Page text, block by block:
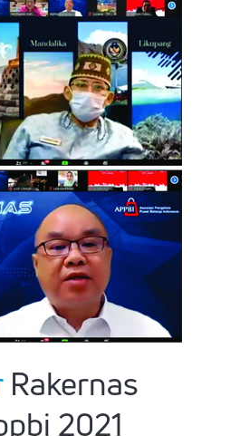
Rakernas
2021